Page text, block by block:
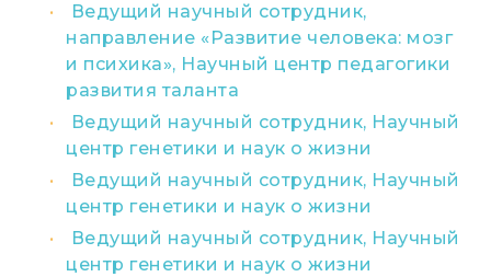
Ведущий научный сотрудник,
направление «Развитие человека: мозг
и психика», Научный центр педагогики
развития таланта
Ведущий научный сотрудник, Научный
центр генетики и наук о жизни
Ведущий научный сотрудник, Научный
центр генетики и наук о жизни
Ведущий научный сотрудник, Научный
центр генетики и наук о жизни